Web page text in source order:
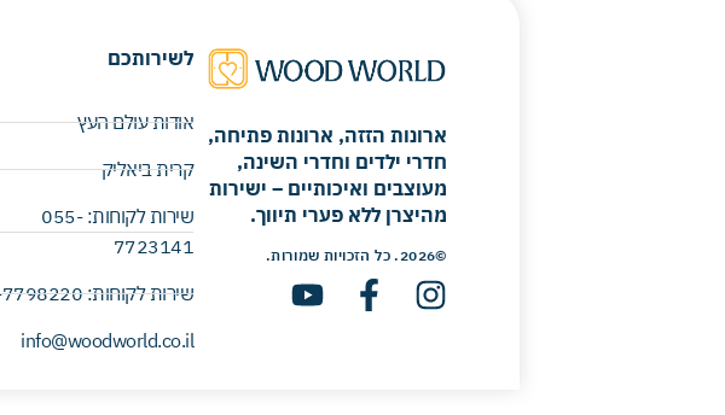
ארונות הזזה, ארונות פתיחה,
חדרי ילדים וחדרי השינה,
מעוצבים ואיכותיים – ישירות
מהיצרן ללא פערי תיווך.
©2026. כל הזכויות שמורות.
לשירותכם
אודות עולם העץ
קרית ביאליק
שירות לקוחות: 055-
7723141 ​
שירות לקוחות: 04-7798220 ​
info@woodworld.co.il